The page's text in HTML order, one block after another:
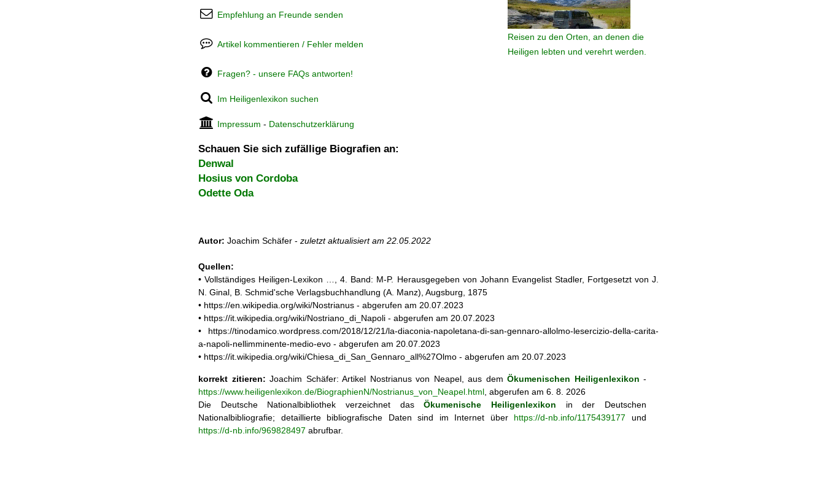
Reisen zu den Orten, an denen die
Heiligen lebten und verehrt werden.
Empfehlung an Freunde senden
Artikel kommentieren / Fehler melden
Fragen? - unsere FAQs antworten!
Im Heiligenlexikon suchen
Impressum - Datenschutzerklärung
Schauen Sie sich zufällige Biografien an:
Denwal
Hosius von Cordoba
Odette Oda
Autor: Joachim Schäfer - zuletzt aktualisiert am 22.05.2022
Quellen:
• Vollständiges Heiligen-Lexikon …, 4. Band: M-P. Herausgegeben von Johann Evangelist Stadler, Fortgesetzt von J.
N. Ginal, B. Schmid'sche Verlagsbuchhandlung (A. Manz), Augsburg, 1875
• https://en.wikipedia.org/wiki/Nostrianus - abgerufen am 20.07.2023
• https://it.wikipedia.org/wiki/Nostriano_di_Napoli - abgerufen am 20.07.2023
• https://tinodamico.wordpress.com/2018/12/21/la-diaconia-napoletana-di-san-gennaro-allolmo-lesercizio-della-carita-
a-napoli-nellimminente-medio-evo - abgerufen am 20.07.2023
• https://it.wikipedia.org/wiki/Chiesa_di_San_Gennaro_all%27Olmo - abgerufen am 20.07.2023
korrekt zitieren: Joachim Schäfer: Artikel Nostrianus von Neapel, aus dem Ökumenischen Heiligenlexikon -
https://www.heiligenlexikon.de/BiographienN/Nostrianus_von_Neapel.html , abgerufen am 6. 8. 2026
Die Deutsche Nationalbibliothek verzeichnet dasÖkumenische Heiligenlexikon in der Deutschen
Nationalbibliografie; detaillierte bibliografische Daten sind im Internet über https://d-nb.info/1175439177 und
https://d-nb.info/969828497 abrufbar.